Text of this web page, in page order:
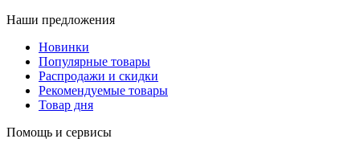
Наши предложения
Новинки
Популярные товары
Распродажи и скидки
Рекомендуемые товары
Товар дня
Помощь и сервисы